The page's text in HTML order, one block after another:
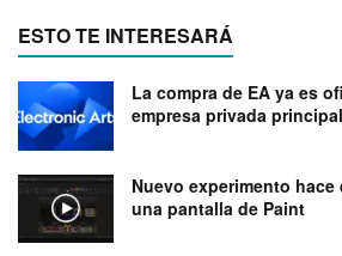
ESTO TE INTERESARÁ
La compra de EA ya es
empresa privada
Nuevo experimento hace
una pantalla de Paint